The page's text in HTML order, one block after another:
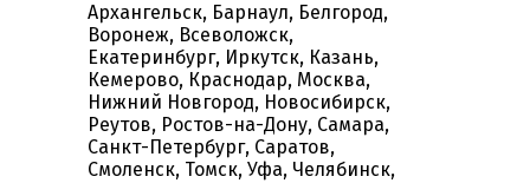
Архангельск, Барнаул, Белгород,
Воронеж, Всеволожск,
Екатеринбург, Иркутск, Казань,
Кемерово, Краснодар, Москва,
Нижний Новгород, Новосибирск,
Реутов, Ростов-на-Дону, Самара,
Санкт-Петербург, Саратов,
Смоленск, Томск, Уфа, Челябинск,